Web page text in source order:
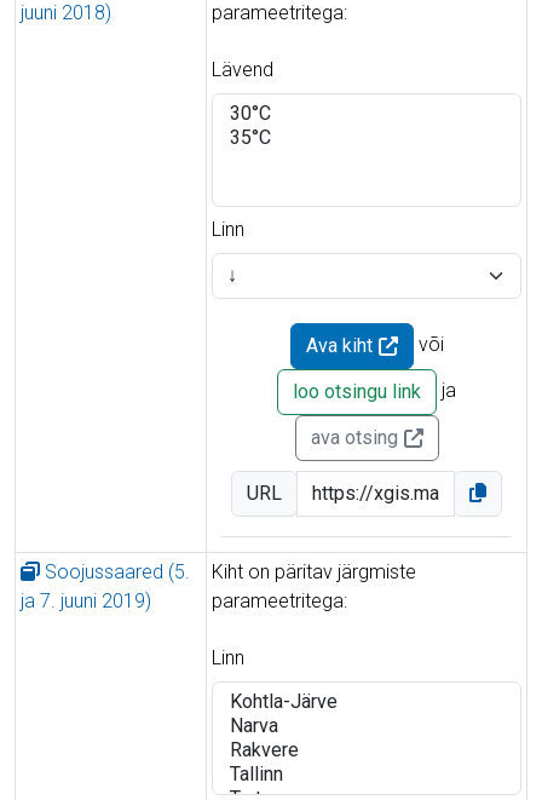
juuni 2018)
parameetritega:
Lävend
Linn
Ava kiht või
loo otsingu link ja
ava otsing
URL
Soojussaared (5.
ja 7. juuni 2019)
Kiht on päritav järgmiste
parameetritega:
Linn